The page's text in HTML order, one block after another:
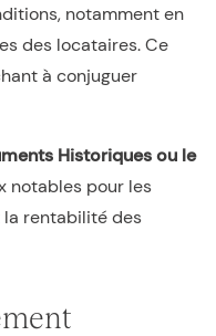
notamment en
des locataires. Ce
à conjuguer
Historiques ou le
notables pour les
la rentabilité des